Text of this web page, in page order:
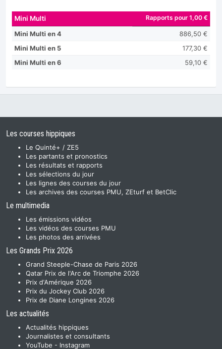
Mini Multi Rapports pour 1,00 €
Mini Multi en 4
886,50 €
Mini Multi en 5
177,30 €
Mini Multi en 6
59,10 €
Les courses hippiques
Le Quinté+ / ZE5
Les partants et pronostics
Les résultats et rapports
Les sélections du jour
Les lignes des courses du jour
Les archives des courses PMU, ZEturf et BetClic
Le multimedia
Les émissions vidéos
Les vidéos des courses PMU
Les photos des arrivées
Les Grands Prix 2026
Grand Steeple-Chase de Paris 2026
Qatar Prix de l'Arc de Triomphe 2026
Prix d'Amérique 2026
Prix du Jockey Club 2026
Prix de Diane Longines 2026
Les actualités
Actualités hippiques
Journalistes et consultants
YouTube - Instagram